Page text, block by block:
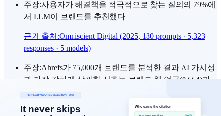
주장:사용자가 해결책을 적극적으로 찾는 질의의 79%에
서 LLM이 브랜드를 추천했다
근거 출처 :Omniscient Digital (2025, 180 prompts · 5,323
responses · 5 models)
주장:Ahrefs가 75,000개 브랜드를 분석한 결과 AI 가시성
과 가장 강하게 상관한 신호는 브랜드 웹 언급(0.664)과
YouTube 언급(0.737)이었고 백링크는 0.218에 그쳤다
근거 출처:Ahrefs: AI Overview Brand Visibility Factors